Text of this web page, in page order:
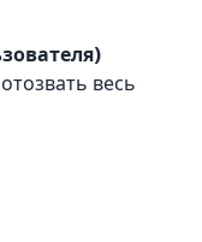
весь